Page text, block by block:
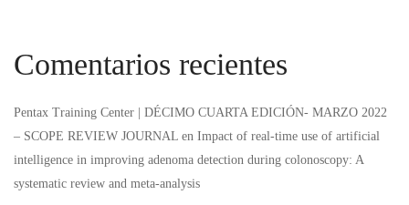
Comentarios recientes
Pentax Training Center | DÉCIMO CUARTA EDICIÓN- MARZO 2022
– SCOPE REVIEW JOURNAL en Impact of real-time use of artificial
intelligence in improving adenoma detection during colonoscopy: A
systematic review and meta-analysis